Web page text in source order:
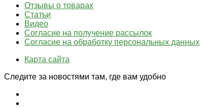
Отзывы о товарах
Статьи
Видео
Согласие на получение рассылок
Согласие на обработку персональных данных
Карта сайта
Следите за новостями там, где вам удобно